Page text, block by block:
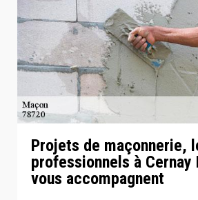
Projets de maçonnerie,
professionnels à Cernay
vous accompagnent